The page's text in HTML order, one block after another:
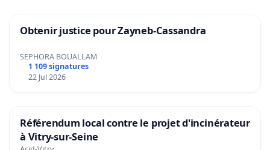
Obtenir justice pour Zayneb-Cassandra
SEPHORA BOUALLAM
1 109 signatures
22 Jul 2026
Référendum local contre le projet d'incinérateur
à Vitry-sur-Seine